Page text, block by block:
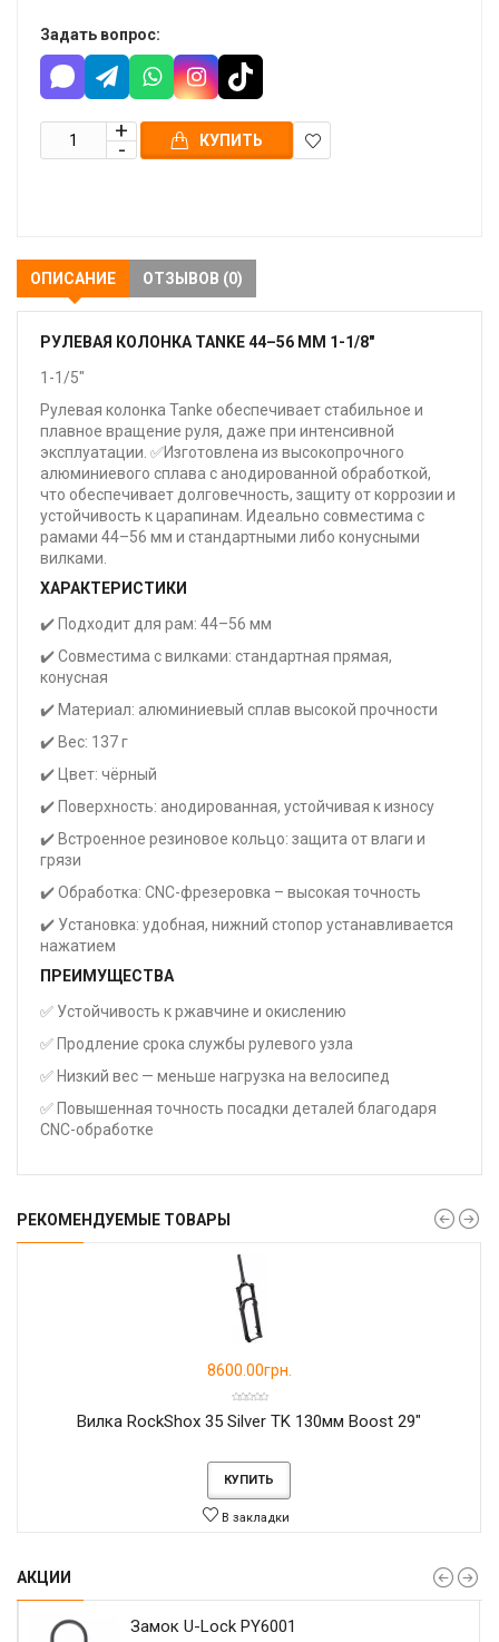
Задать вопрос:
КУПИТЬ
ОПИСАНИЕ ОТЗЫВОВ (0)
РУЛЕВАЯ КОЛОНКА TANKE 44–56 ММ 1-1/8"
1-1/5"
Рулевая колонка Tanke обеспечивает стабильное и
плавное вращение руля, даже при интенсивной
эксплуатации. ✅Изготовлена из высокопрочного
алюминиевого сплава с анодированной обработкой,
что обеспечивает долговечность, защиту от коррозии и
устойчивость к царапинам. Идеально совместима с
рамами 44–56 мм и стандартными либо конусными
вилками.
ХАРАКТЕРИСТИКИ
✔️ Подходит для рам: 44–56 мм
✔️ Совместима с вилками: стандартная прямая,
конусная
✔️ Материал: алюминиевый сплав высокой прочности
✔️ Вес: 137 г
✔️ Цвет: чёрный
✔️ Поверхность: анодированная, устойчивая к износу
✔️ Встроенное резиновое кольцо: защита от влаги и
грязи
✔️ Обработка: CNC-фрезеровка – высокая точность
✔️ Установка: удобная, нижний стопор устанавливается
нажатием
ПРЕИМУЩЕСТВА
✅ Устойчивость к ржавчине и окислению
✅ Продление срока службы рулевого узла
✅ Низкий вес — меньше нагрузка на велосипед
✅ Повышенная точность посадки деталей благодаря
CNC-обработке
РЕКОМЕНДУЕМЫЕ ТОВАРЫ
8600.00грн.
Вилка RockShox 35 Silver TK 130мм Boost 29"
КУПИТЬ
В закладки
АКЦИИ
Замок U-Lock PY6001